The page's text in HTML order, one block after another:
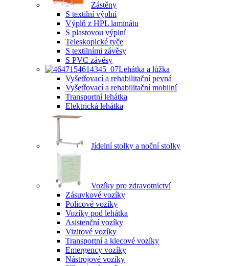
Zástěny
S textilní výplní
Výplň z HPL laminátu
S plastovou výplní
Teleskopické tyče
S textilními závěsy
S PVC závěsy
Lehátka a lůžka
Vyšetřovací a rehabilitační pevná
Vyšetřovací a rehabilitační mobilní
Transportní lehátka
Elektrická lehátka
Jídelní stolky a noční stolky
Vozíky pro zdravotnictví
Zásuvkové vozíky
Policové vozíky
Vozíky pod lehátka
Asistenční vozíky
Vizitové vozíky
Transportní a klecové vozíky
Emergency vozíky
Nástrojové vozíky